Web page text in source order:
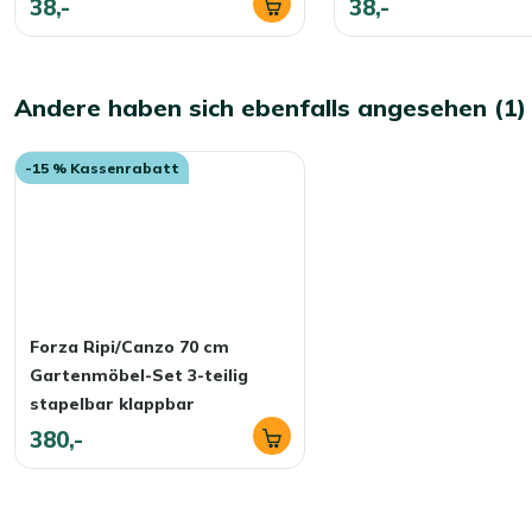
38,- 38,-
Andere haben sich ebenfalls angesehen (1)
-15 % Kassenrabatt
Forza Ripi/Canzo 70 cm
Gartenmöbel-Set 3-teilig
stapelbar klappbar
380,-